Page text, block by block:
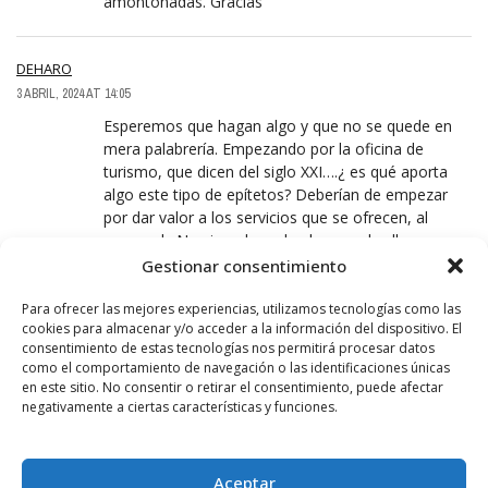
Gestionar consentimiento
Para ofrecer las mejores experiencias, utilizamos tecnologías como las
cookies para almacenar y/o acceder a la información del dispositivo. El
consentimiento de estas tecnologías nos permitirá procesar datos
como el comportamiento de navegación o las identificaciones únicas
en este sitio. No consentir o retirar el consentimiento, puede afectar
negativamente a ciertas características y funciones.
Aceptar
DEHARO
3 ABRIL, 2024 AT 14:05
Esperemos que hagan algo y que no se quede en
mera palabrería. Empezando por la oficina de
turismo, que dicen del siglo XXI….¿ es qué aporta
algo este tipo de epítetos? Deberían de empezar
por dar valor a los servicios que se ofrecen, al
personal…No sirve de nada el que se les llene
siempre la boca diciendo que el turismo es muy
promoción-información turística el mínimo dinero
posible, lo cual repercute en el poco personal que
se contrata, escasas horas de apertura etc.
TEMPORERO
Si no se hubiese realizado la «infrautilizada